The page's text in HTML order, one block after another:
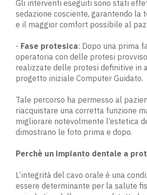
Gli interventi eseguiti sono stati
sedazione cosciente, garantendo la
e il maggior comfort possibile al
- ​ Fase protesica​: Dopo una prima
operatoria con delle protesi
realizzate delle protesi definitive in
progetto iniziale Computer Guidato.
Tale percorso ha permesso al
riacquistare una corretta funzione
migliorare notevolmente l’estetica
dimostrano le foto prima e dopo.
Perchè un impianto dentale a
L’integrità del cavo orale è una
essere determinante per la salute